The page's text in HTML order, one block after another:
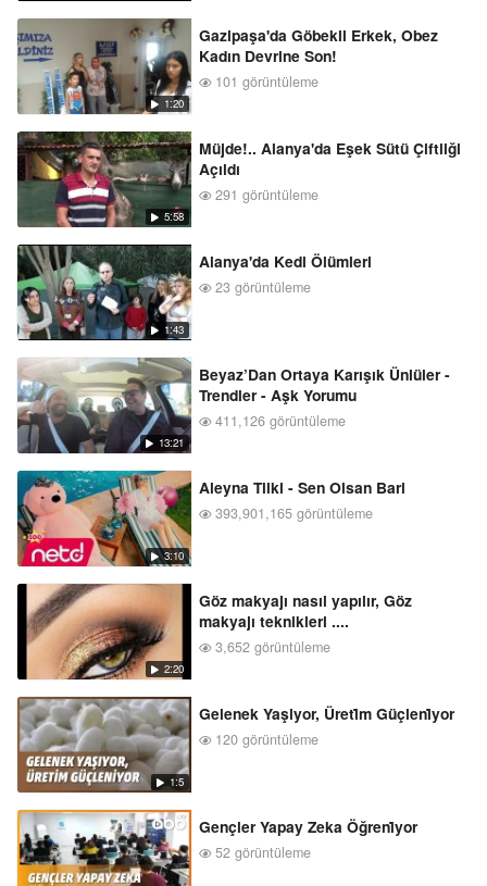
1:20
Gazipaşa'da Göbekli Erkek, Obez
Kadın Devrine Son!
101 görüntüleme
5:58
Müjde!.. Alanya'da Eşek Sütü Çiftliği
Açıldı
291 görüntüleme
1:43
Alanya'da Kedi Ölümleri
23 görüntüleme
13:21
Beyaz’Dan Ortaya Karışık Ünlüler -
Trendler - Aşk Yorumu
411,126 görüntüleme
3:10
Aleyna Tilki - Sen Olsan Bari
393,901,165 görüntüleme
2:20
Göz makyajı nasıl yapılır, Göz
makyajı teknikleri ....
3,652 görüntüleme
1:5
Gelenek Yaşiyor, Üreti̇m Güçleni̇yor
120 görüntüleme
Gençler Yapay Zeka Öğreni̇yor
52 görüntüleme